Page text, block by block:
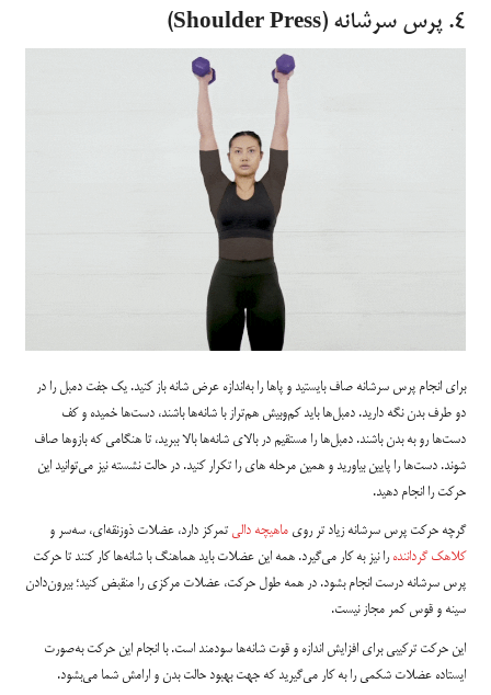
۴. پرس سرشانه (Shoulder Press)
برای انجام پرس سرشانه صاف بایستید و پاها را به‌اندازه عرض شانه باز کنید. یک جفت دمبل را در
دو طرف بدن نگه دارید. دمبل‌ها باید کم‌وبیش هم‌تراز با شانه‌ها باشند، دست‌ها خمیده و کف
دست‌ها رو به بدن باشند. دمبل‌ها را مستقیم در بالای شانه‌ها بالا ببرید، تا هنگامی که بازوها صاف
شوند. دست‌ها را پایین بیاورید و همین مرحله های را تکرار کنید. در حالت نشسته نیز می‌توانید این
حرکت را انجام دهید.
گرچه حرکت پرس سرشانه زیاد تر روی ماهیچه دالی تمرکز دارد، عضلات ذوزنقه‌ای، سه‌سر و
کلاهک گرداننده را نیز به کار می‌گیرد. همه این عضلات باید هماهنگ با شانه‌ها کار کنند تا حرکت
پرس سرشانه درست انجام بشود. در همه طول حرکت، عضلات مرکزی را منقبض کنید؛ بیرون‌دادن
سینه و قوس کمر مجاز نیست.
این حرکت ترکیبی برای افزایش اندازه و قوت شانه‌ها سودمند است. با انجام این حرکت به‌صورت
ایستاده عضلات شکمی را به کار می‌گیرید که جهت بهبود حالت بدن و ارامش شما می‌بشود.